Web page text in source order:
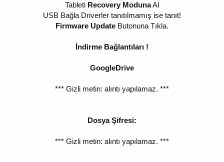
Tableti Recovery ModunaAl
USB Bağla Driverler tanıtılmamış ise tanıt!
Firmware Update Butonuna Tıkla.
İndirme Bağlantıları !
GoogleDrive
*** Gizli metin: alıntı yapılamaz. ***
Dosya Şifresi:
*** Gizli metin: alıntı yapılamaz. ***